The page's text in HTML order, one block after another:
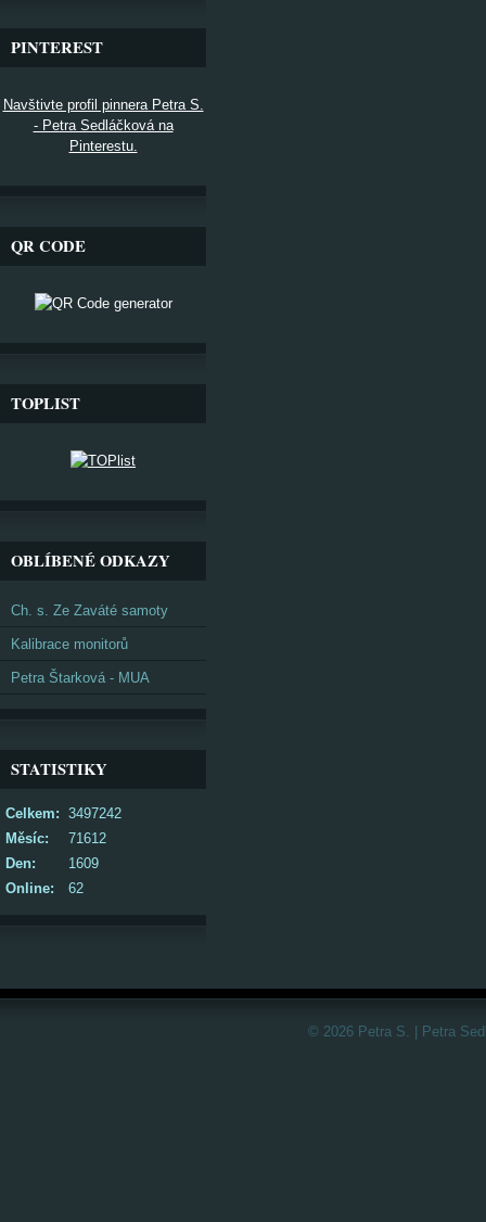
PINTEREST
Navštivte profil pinnera Petra S.
- Petra Sedláčková na
Pinterestu.
QR CODE
TOPLIST
OBLÍBENÉ ODKAZY
Ch. s. Ze Zaváté samoty
Kalibrace monitorů
Petra Štarková - MUA
STATISTIKY
Online: 62
Celkem: 3497242
Měsíc:
71612
Den:
1609
© 2026 Petra S. | Petra